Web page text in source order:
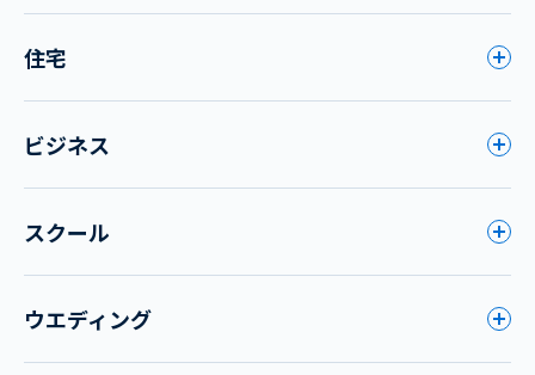
住宅
ビジネス
スクール
ウエディング